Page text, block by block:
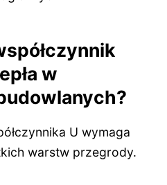
w
U wymaga
warstw przegrody.